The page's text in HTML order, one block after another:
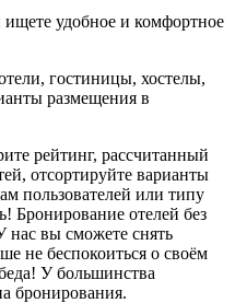
удобное и комфортное
гостиницы, хостелы,
размещения в
рейтинг, рассчитанный
отсортируйте варианты
пользователей или типу
Бронирование отелей без
вы сможете снять
не беспокоиться о своём
У большинства
бронирования.